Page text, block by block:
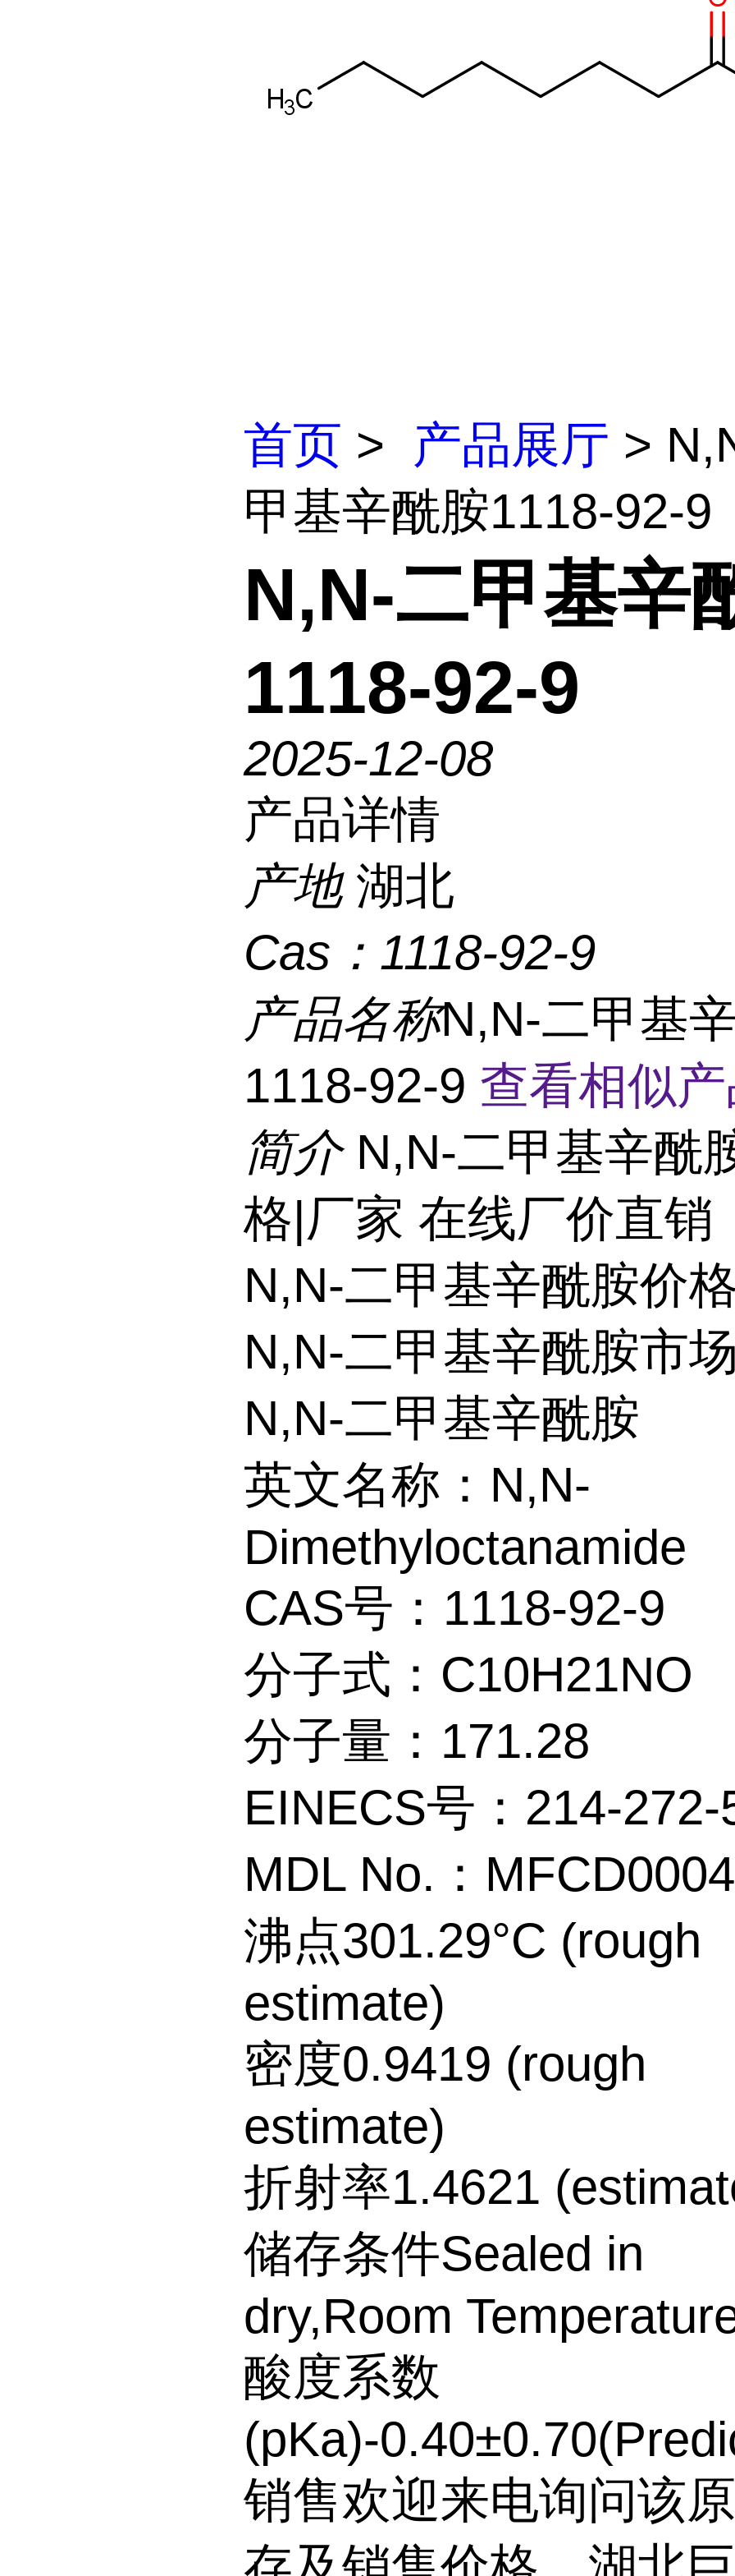
首页 > 产品展厅 >
甲基辛酰胺1118-92-9
N,N-二甲基辛
1118-92-9
2025-12-08
产品详情
产地 湖北
Cas： 1118-92-9
产品名称N,N-二甲基
1118-92-9 查看相似
简介 N,N-二甲基辛酰
格|厂家 在线厂价直销
N,N-二甲基辛酰胺价
N,N-二甲基辛酰胺市
N,N-二甲基辛酰胺
英文名称：N,N-
Dimethyloctanamide
CAS号：1118-92-9
分子式：C10H21NO
分子量：171.28
EINECS号：214-272-
MDL No.：
沸点301.29°C (rough
estimate)
密度0.9419 (rough
estimate)
折射率1.4621
储存条件Sealed in
dry,Room
酸度系数
(pKa)-
销售欢迎来电询问该